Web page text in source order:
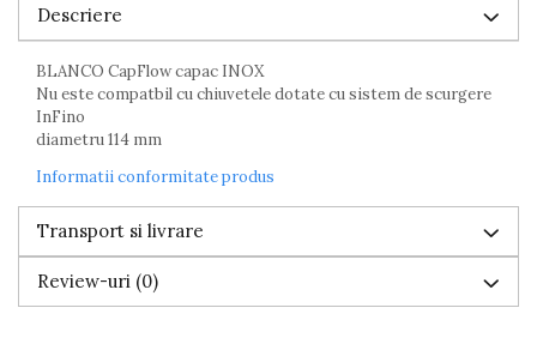
Descriere
BLANCO CapFlow capac INOX
Nu este compatbil cu chiuvetele dotate cu sistem de scurgere
InFino
diametru 114 mm
Informatii conformitate produs
Transport si livrare
Review-uri (0)